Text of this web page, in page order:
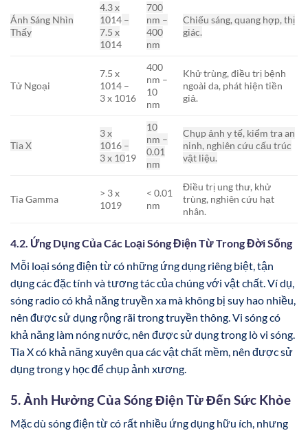
Ánh Sáng Nhìn
Thấy
4.3 x
1014 –
7.5 x
1014
700
nm –
400
nm
Chiếu sáng, quang hợp, thị
giác.
Tử Ngoại
7.5 x
1014 –
3 x 1016
400
nm –
10
nm
Khử trùng, điều trị bệnh
ngoài da, phát hiện tiền
giả.
Tia X
3 x
1016 –
3 x 1019
10
nm –
0.01
nm
Chụp ảnh y tế, kiểm tra an
ninh, nghiên cứu cấu trúc
vật liệu.
Tia Gamma
> 3 x
1019
< 0.01
nm
Điều trị ung thư, khử
trùng, nghiên cứu hạt
nhân.
4.2. Ứng Dụng Của Các Loại Sóng Điện Từ Trong Đời Sống
Mỗi loại sóng điện từ có những ứng dụng riêng biệt, tận
dụng các đặc tính và tương tác của chúng với vật chất. Ví dụ,
sóng radio có khả năng truyền xa mà không bị suy hao nhiều,
nên được sử dụng rộng rãi trong truyền thông. Vi sóng có
khả năng làm nóng nước, nên được sử dụng trong lò vi sóng.
Tia X có khả năng xuyên qua các vật chất mềm, nên được sử
dụng trong y học để chụp ảnh xương.
5. Ảnh Hưởng Của Sóng Điện Từ Đến Sức Khỏe
Mặc dù sóng điện từ có rất nhiều ứng dụng hữu ích, nhưng